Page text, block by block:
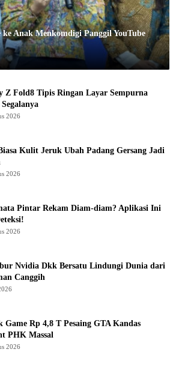
ke Anak Menkomdigi Panggil YouTube
Z Fold8 Tipis Ringan Layar Sempurna
2026
Kulit Jeruk Ubah Padang Gersang Jadi
2026
Pintar Rekam Diam-diam? Aplikasi Ini
2026
Nvidia Dkk Bersatu Lindungi Dunia dari
Canggih
Game Rp 4,8 T Pesaing GTA Kandas
PHK Massal
2026